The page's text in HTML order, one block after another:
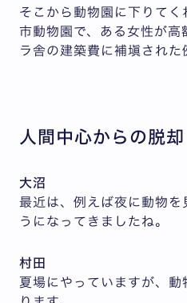
そこから動物園に下りてく
市動物園で、ある女性が高
ラ舎の建築費に補塡された
人間中心からの脱却
大沼
最近は、例えば夜に動物を
うになってきましたね。
村田
夏場にやっていますが、動